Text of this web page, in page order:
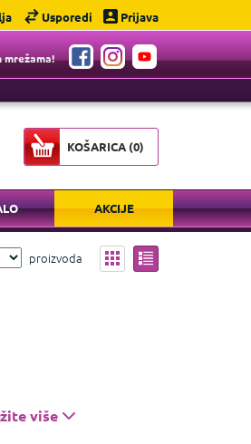
Usporedi Prijava
mrežama!
KOŠARICA (0)
AKCIJE
proizvoda
poput
više